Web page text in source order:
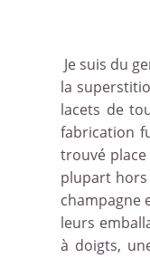
Je suis du
la
lacets de
fabrication
trouvé
plupart hors
champagne
leurs
à doigts,